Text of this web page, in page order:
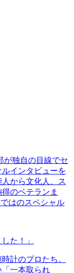
が独自の目線でセ
インタビューを
から文化人、ス
のベテランま
はのスペシャル
た！」
計のプロたち。
一本取られ